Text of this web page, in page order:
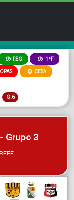
REG 1ªF
CESA
G.6
Grupo 3